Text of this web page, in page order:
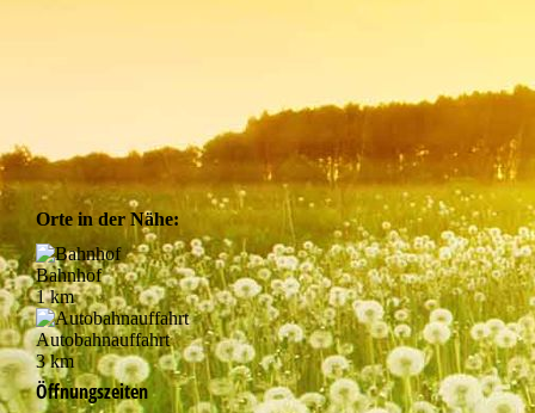
Orte in der Nähe:
Bahnhof
1 km
Autobahnauffahrt
3 km
Öffnungszeiten